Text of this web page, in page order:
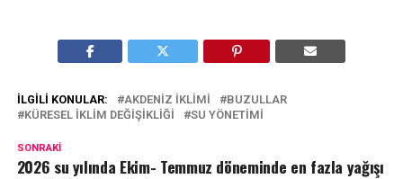
İLGILI KONULAR: AKDENIZ IKLIMI
BUZULLAR
KÜRESEL IKLIM DEĞIŞIKLIĞI
SU YÖNETIMI
SONRAKI
2026 su yılında Ekim- Temmuz döneminde en fazla yağışı